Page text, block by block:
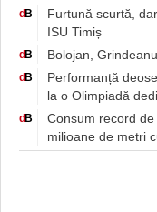
d B
Furtună scurtă,
ISU Timiș
d B Bolojan,
d B
Performanță
la o Olimpiadă
d B
Consum record
milioane de metri